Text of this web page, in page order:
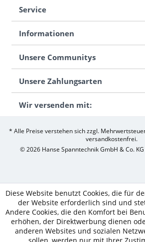
Service
Informationen
Unsere Communitys
Unsere Zahlungsarten
Wir versenden mit:
* Alle Preise verstehen sich zzgl.
versandkostenfrei.
© 2026 Hanse Spanntechnik GmbH & Co.
Diese Website benutzt Cookies, die für
der Website erforderlich sind und
Andere Cookies, die den Komfort bei
erhöhen, der Direktwerbung dienen
anderen Websites und sozialen